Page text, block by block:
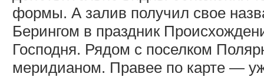
формы. А залив получил свое
Берингом в праздник
Господня. Рядом с поселком
меридианом. Правее по карте —